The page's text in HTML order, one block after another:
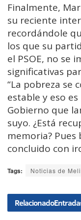
Finalmente,
su reciente
recordándole
los que su
el PSOE, no se
significativas
“La pobreza se
estable y eso
Gobierno que
suyo. ¿Está
memoria?
concluido con
Tags: Noticias de
Relacionado